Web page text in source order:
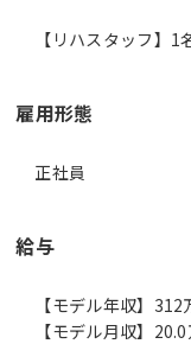
【リハスタッフ】1
雇用形態
正社員
給与
【モデル年収】
【モデル月収】